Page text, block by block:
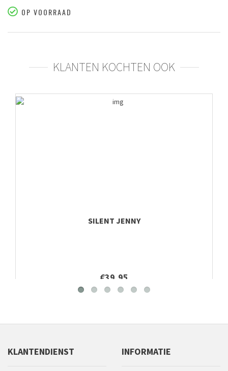
OP VOORRAAD
KLANTEN KOCHTEN OOK
SILENT JENNY
€39,95
KLANTENDIENST INFORMATIE